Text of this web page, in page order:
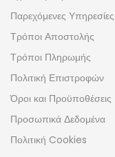
Παρεχόμενες Υπηρεσίες
Τρόποι Αποστολής
Τρόποι Πληρωμής
Πολιτική Επιστροφών
Όροι και Προϋποθέσεις
Προσωπικά Δεδομένα
Πολιτική Cookies